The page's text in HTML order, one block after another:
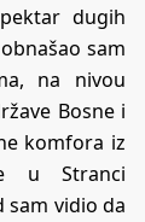
dugih
sam
na nivou
Bosne i
komfora iz
u Stranci
sam vidio da